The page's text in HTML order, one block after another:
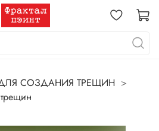
СОЗДАНИЯ ТРЕЩИН